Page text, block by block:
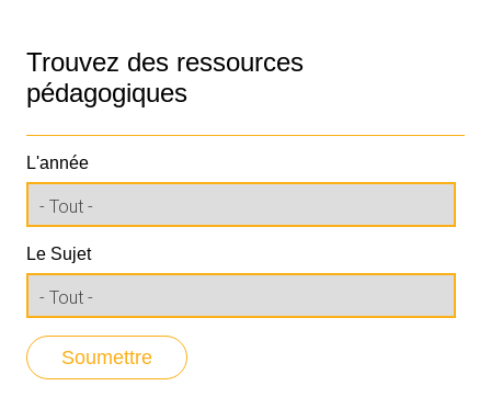
Trouvez des ressources
pédagogiques
L'année
Le Sujet